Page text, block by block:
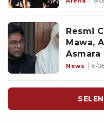
Resmi
Mawa,
Asmara
Inara
News 6/